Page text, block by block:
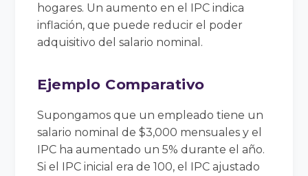
hogares. Un aumento en el IPC indica
inflación, que puede reducir el poder
adquisitivo del salario nominal.
Ejemplo Comparativo
Supongamos que un empleado tiene un
salario nominal de $3,000 mensuales y el
IPC ha aumentado un 5% durante el año.
Si el IPC inicial era de 100, el IPC ajustado